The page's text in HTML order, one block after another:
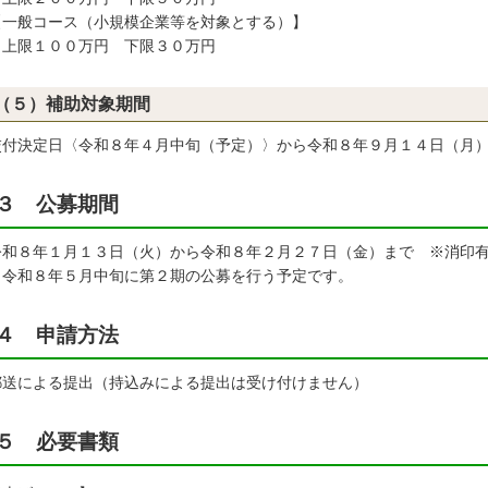
般コース（小規模企業等を対象とする）】
１００万円 下限３０万円
（５）補助対象期間
決定日〈令和８年４月中旬（予定）〉から令和８年９月１４日（月
３ 公募期間
８年１月１３日（火）から令和８年２月２７日（金）まで ※消印
和８年５月中旬に第２期の公募を行う予定です。
４ 申請方法
による提出（持込みによる提出は受け付けません）
５ 必要書類